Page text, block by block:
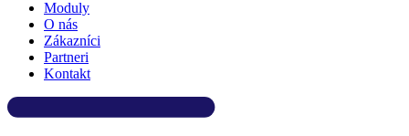
Moduly
O nás
Zákazníci
Partneri
Kontakt